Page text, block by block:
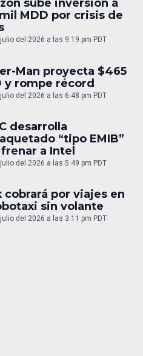
sube inversión a
MDD por crisis de
del 2026 a las 9:19 pm PDT
Man proyecta $465
y rompe récord
del 2026 a las 6:48 pm PDT
desarrolla
“tipo EMIB”
a Intel
del 2026 a las 5:49 pm PDT
cobrará por viajes en
sin volante
del 2026 a las 3:11 pm PDT